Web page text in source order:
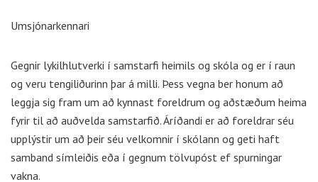
Umsjónarkennari
Gegnir lykilhlutverki í samstarfi heimils og skóla og er í raun
og veru tengiliðurinn þar á milli. Þess vegna ber honum að
leggja sig fram um að kynnast foreldrum og aðstæðum heima
fyrir til að auðvelda samstarfið. Áríðandi er að foreldrar séu
upplýstir um að þeir séu velkomnir í skólann og geti haft
samband símleiðis eða í gegnum tölvupóst ef spurningar
vakna.